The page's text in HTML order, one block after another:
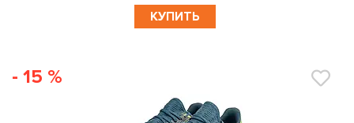
КУПИТЬ
- 15 %